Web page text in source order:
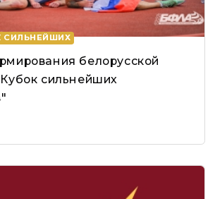
СИЛЬНЕЙШИХ
белорусской
сильнейших